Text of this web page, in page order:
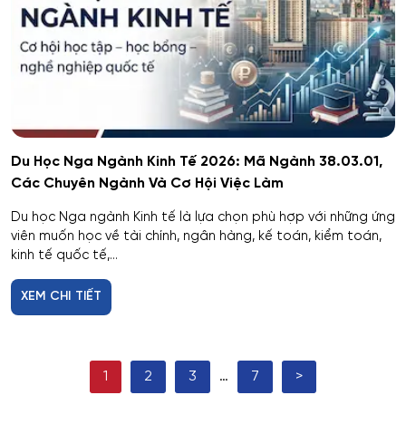
Du Học Nga Ngành Kinh Tế 2026: Mã Ngành 38.03.01,
Các Chuyên Ngành Và Cơ Hội Việc Làm
Du học Nga ngành Kinh tế là lựa chọn phù hợp với những ứng
viên muốn học về tài chính, ngân hàng, kế toán, kiểm toán,
kinh tế quốc tế,...
XEM CHI TIẾT
1 2 3 … 7 >